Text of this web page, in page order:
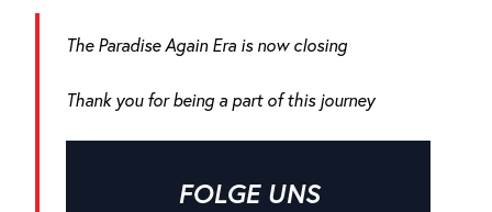
The Paradise Again Era is now closing
Thank you for being a part of this journey
FOLGE UNS